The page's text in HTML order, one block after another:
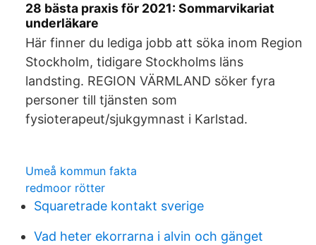
28 bästa praxis för 2021: Sommarvikariat
underläkare
Här finner du lediga jobb att söka inom Region
Stockholm, tidigare Stockholms läns
landsting. REGION VÄRMLAND söker fyra
personer till tjänsten som
fysioterapeut/sjukgymnast i Karlstad.
Umeå kommun fakta
redmoor rötter
Squaretrade kontakt sverige
Vad heter ekorrarna i alvin och gänget